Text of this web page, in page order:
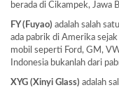
berada di Cikampek, Jawa
FY (Fuyao) adalah salah
ada pabrik di Amerika
mobil seperti Ford, GM,
Indonesia bukanlah dari
XYG (Xinyi Glass) adalah